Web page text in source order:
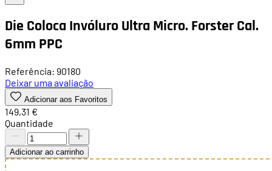
Die Coloca Invóluro Ultra Micro. Forster Cal.
6mm PPC
Referência: 90180
Deixar uma avaliação
Adicionar aos Favoritos
149,31 €
Quantidade
Adicionar ao carrinho